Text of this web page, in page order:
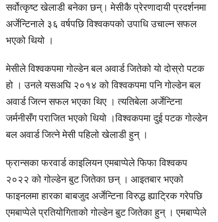
सर्वोत्कृष्ट खेलाडी बनेका छन्। मेसीकै प्रेरणादायी प्रदर्शनमा
अर्जेन्टिनाले ३६ वर्षपछि विश्वकपको उपाधि उचाल्न सफल
भएको थियो ।
मेसीले विश्वकपमा गोल्डेन बल अवार्ड जितेको यो दोस्रो पटक
हो । उनले यसअघि २०१४ को विश्वकपमा पनि गोल्डेन बल
अवार्ड जित्न सफल भएका थिए । त्यतिबेला अर्जेन्टिना
जर्मनीसँग पराजित भएको थियो ।विश्वकपमा दुई पटक गोल्डेन
बल अवार्ड जित्ने मेसी पहिलो खेलाडी हुन् ।
फ्रान्सका फरवार्ड काइलियन एमबाप्पेले फिफा विश्वकप
२०२२ को गोल्डेन बुट जितेका छन् । आइतबार भएको
फाइनलमा हारका बाबजुद अर्जेन्टिना विरुद्ध ह्याट्रिक गरेपछि
एमबाप्पेले प्रतियोगिताको गोल्डेन बुट जितेका हुन् । एमबाप्पेले